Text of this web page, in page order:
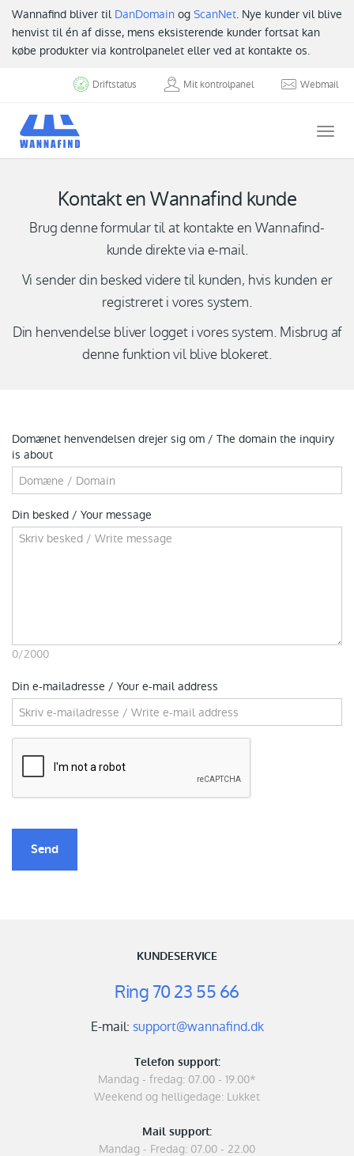
Wannafind bliver til DanDomain og ScanNet. Nye kunder vil blive
henvist til én af disse, mens eksisterende kunder fortsat kan
købe produkter via kontrolpanelet eller ved at kontakte os.
Driftstatus Mit kontrolpanel Webmail
Kontakt en Wannafind kunde
Brug denne formular til at kontakte en Wannafind-
kunde direkte via e-mail.
Vi sender din besked videre til kunden, hvis kunden er
registreret i vores system.
Din henvendelse bliver logget i vores system. Misbrug af
denne funktion vil blive blokeret.
Domænet henvendelsen drejer sig om / The domain the inquiry
is about
Din besked / Your message
0/2000
Din e-mailadresse / Your e-mail address
Send
KUNDESERVICE
Ring70 23 55 66
E-mail: support@wannafind.dk
Telefon support:
Mandag - fredag: 07.00 - 19.00*
Weekend og helligedage: Lukket
Mail support:
Mandag - Fredag: 07.00 - 22.00